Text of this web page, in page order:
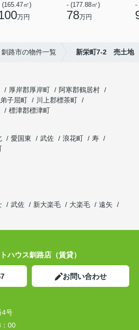
(165.47㎡)
万円
- (177.88㎡)
78万円
-
釧路市の物件一覧 新栄町7-2 売土地
厚岸郡厚岸町
阿寒郡鶴居村
子屈町
川上郡標茶町
標津郡標津町
愛国東 武佐 浪花町
寿
武佐 新大楽毛 大楽毛
遠矢
ハウス釧路店（賃貸）
お問い合わせ
4号
00